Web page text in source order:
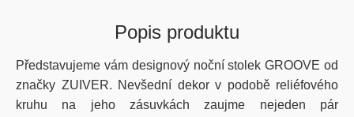
Popis produktu
Představujeme vám designový noční stolek GROOVE od
značky ZUIVER. Nevšední dekor v podobě reliéfového
kruhu na jeho zásuvkách zaujme nejeden pár